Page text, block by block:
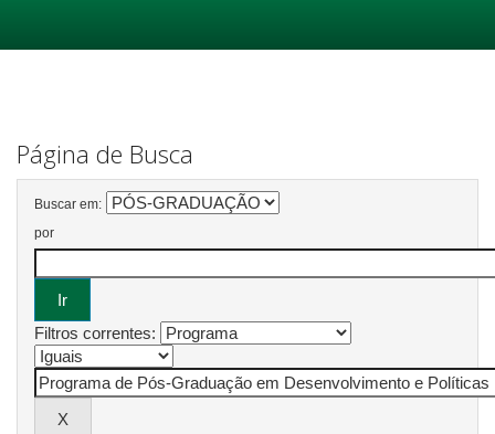
Página de Busca
Buscar em:
por
Filtros correntes: